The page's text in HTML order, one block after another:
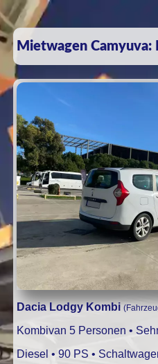
Mietwagen Camyuva:
Dacia Lodgy Kombi
Kombivan 5 Personen •
Diesel • 90 PS •